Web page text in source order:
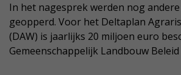
In het nagesprek werden nog
geopperd. Voor het Deltaplan
(DAW) is jaarlijks 20 miljoen euro
Gemeenschappelijk Landbouw Beleid